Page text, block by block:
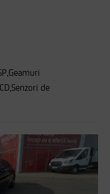
de